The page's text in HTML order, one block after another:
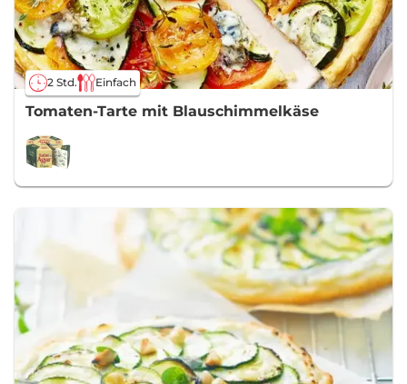
2 Std. Einfach
Tomaten-Tarte mit Blauschimmelkäse